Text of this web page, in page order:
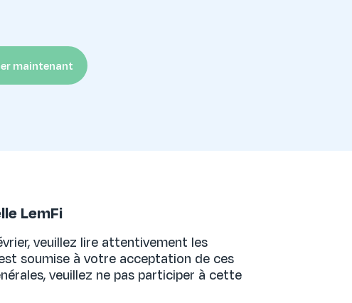
maintenant
LemFi
veuillez lire attentivement les
soumise à votre acceptation de ces
veuillez ne pas participer à cette